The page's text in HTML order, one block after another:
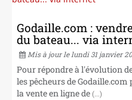
Godaille.com :
du bateau... via
Mis à jour le lundi 31 janvier
Pour répondre à l'évolution
les pêcheurs de
la vente en ligne de (...)